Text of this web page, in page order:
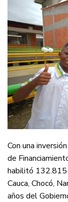
Con una
de
habilitó 132.815
Cauca, Chocó,
años del